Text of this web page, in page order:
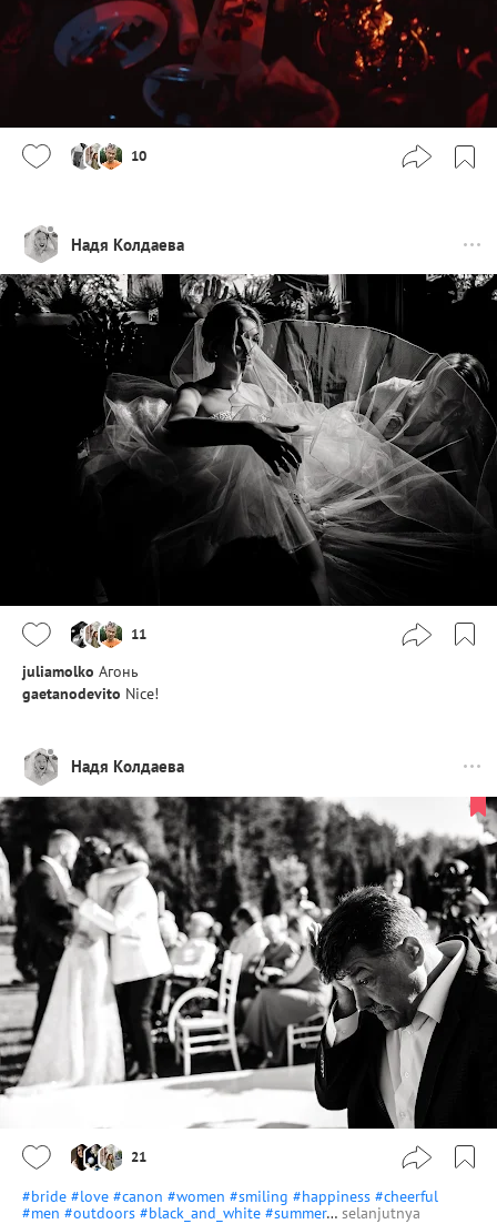
10
Надя Колдаева
11
juliamolko Агонь
gaetanodevito Nice!
Надя Колдаева
21
#bride #love #canon #women #smiling #happiness #cheerful
#men #outdoors #black_and_white #summer… selanjutnya